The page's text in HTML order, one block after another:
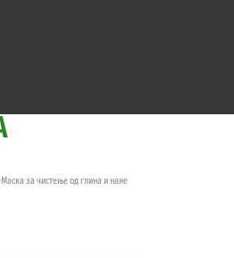
Маска за чистeње од глина и нане